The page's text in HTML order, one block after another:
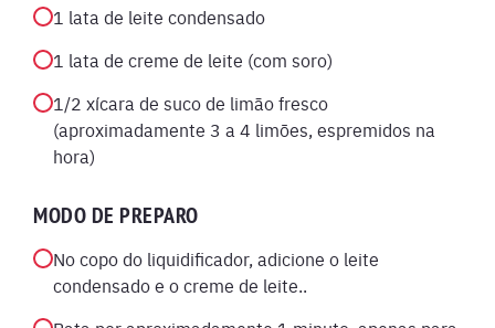
1 lata de leite condensado
1 lata de creme de leite (com soro)
1/2 xícara de suco de limão fresco
(aproximadamente 3 a 4 limões, espremidos na
hora)
MODO DE PREPARO
No copo do liquidificador, adicione o leite
condensado e o creme de leite..